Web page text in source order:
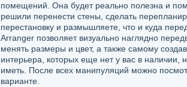
помещений. Она будет реально полезна и
решили перенести стены, сделать
перестановку и размышляете, что и куда
Arranger позволяет визуально наглядно
менять размеры и цвет, а также самому
интерьера, которых еще нет у вас в наличии,
иметь. После всех манипуляций можно
варианте.